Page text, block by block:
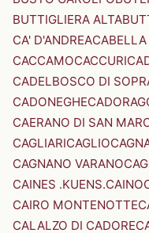
BUTTIGLIERA ALTA
CA' D'ANDREACABELLA
CACCAMOCACCURI
CADELBOSCO DI
CADONEGHE
CAERANO DI SAN
CAGLIARICAGLIO
CAGNANO VARANO
CAINES .KUENS.CAINO
CAIRO MONTENOTTE
CALALZO DI CADORE